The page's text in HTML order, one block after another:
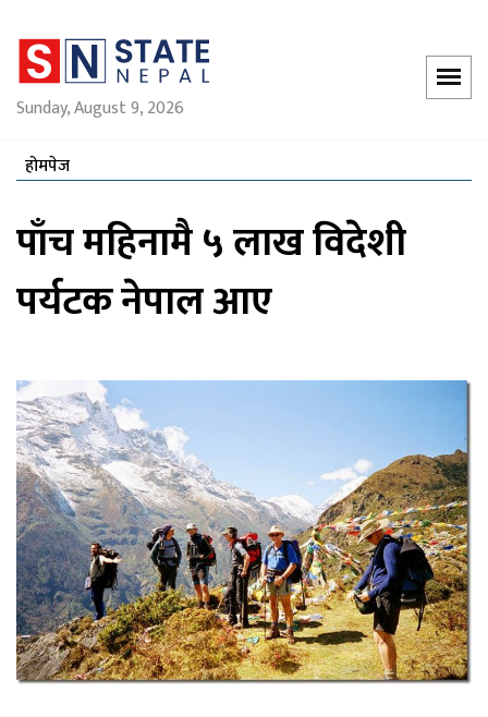
Sunday, August 9, 2026
होमपेज
पाँच महिनामै ५ लाख विदेशी
पर्यटक नेपाल आए